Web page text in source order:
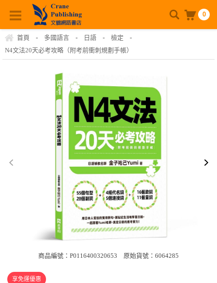
0
首頁 - 多國語言 - 日語 - 檢定
-
N4文法20天必考攻略（附考前衝刺規劃手帳）
商品編號：P0116400320653 原始貨號：6064285
享免運優惠